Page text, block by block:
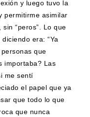
y luego tuvo la
permitirme asimilar
“peros”. Lo que
era: “Ya
que
importaba? Las
me sentí
el papel que ya
que todo lo que
que nunca